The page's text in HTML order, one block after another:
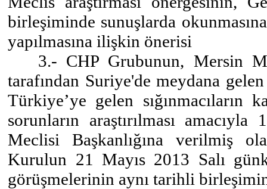
birleşiminde sunuşlarda
yapılmasına ilişkin önerisi
3.- CHP Grubunun, Mersin
tarafından Suriye'de meydana
Türkiye’ye gelen sığınmacıların
sorunların araştırılması
Meclisi Başkanlığına verilmiş
Kurulun 21 Mayıs 2013 Salı
görüşmelerinin aynı tarihli